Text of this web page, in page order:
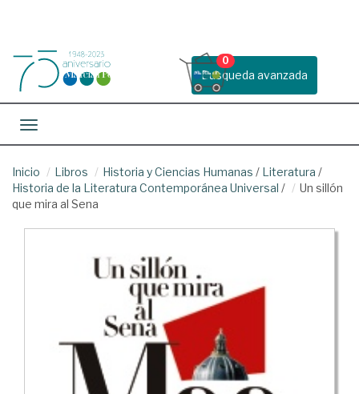
Busqueda avanzada
0
Toggle navigation
Inicio Libros Historia y Ciencias Humanas / Literatura /
Historia de la Literatura Contemporánea Universal /
Un sillón
que mira al Sena